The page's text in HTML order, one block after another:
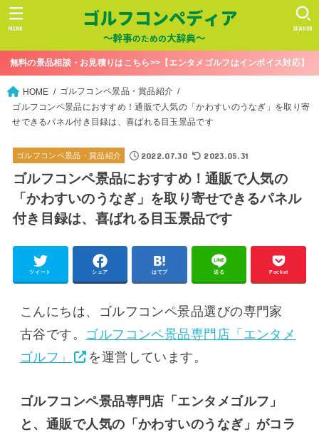
SEARCH
MENU
無料の景品相談・お見積りはこちら>>【エンタメゴルフはインボイス対応】
HOME
ゴルフコンペ景品・賞品紹介
ゴルフコンペ景品におすすめ！通販で人気の「かわすいのうなぎ」を取り寄
せできるパネル付き目録は、喜ばれる目玉景品です
ゴルフコンペ景品・賞品紹介 2022.07.30 2023.05.31
ゴルフコンペ景品におすすめ！通販で人気の
「かわすいのうなぎ」を取り寄せできるパネル
付き目録は、喜ばれる目玉景品です
ツイート シェア はてブ 送る Pocket
こんにちは、ゴルフコンペ景品選びの専門家
古谷です。 ゴルフコンペ景品専門店「エンタメ
ゴルフ」
を運営しています。
ゴルフコンペ景品専門店「エンタメゴルフ」
と、通販で人気の「かわすいのうなぎ」がコラ